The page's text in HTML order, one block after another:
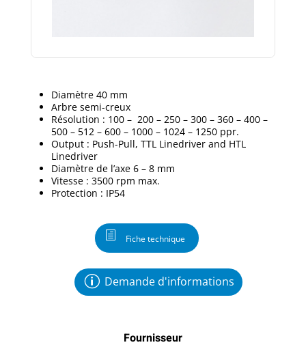
Diamètre 40 mm
Arbre semi-creux
Résolution : 100 – 200 – 250 – 300 – 360 – 400 –
500 – 512 – 600 – 1000 – 1024 – 1250 ppr.
Output : Push-Pull, TTL Linedriver and HTL
Linedriver
Diamètre de l’axe 6 – 8 mm
Vitesse : 3500 rpm max.
Protection : IP54
Fiche technique
Demande d'informations
Fournisseur